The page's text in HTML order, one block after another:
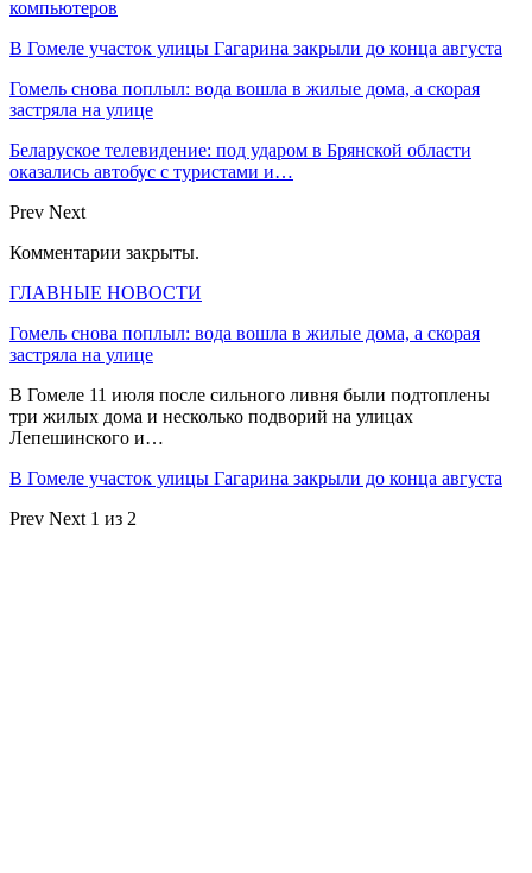
компьютеров
В Гомеле участок улицы Гагарина закрыли до конца августа
Гомель снова поплыл: вода вошла в жилые дома, а скорая
застряла на улице
Беларуское телевидение: под ударом в Брянской области
оказались автобус с туристами и…
Prev Next
Комментарии закрыты.
ГЛАВНЫЕ НОВОСТИ
Гомель снова поплыл: вода вошла в жилые дома, а скорая
застряла на улице
В Гомеле 11 июля после сильного ливня были подтоплены
три жилых дома и несколько подворий на улицах
Лепешинского и…
В Гомеле участок улицы Гагарина закрыли до конца августа
Prev Next 1 из 2